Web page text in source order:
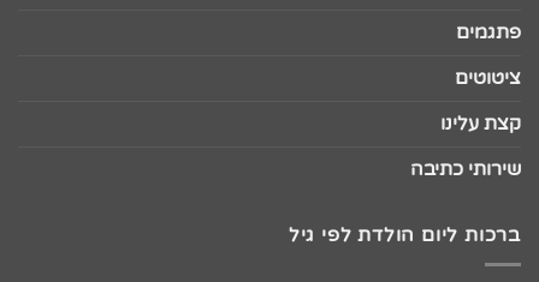
פתגמים
ציטוטים
קצת עלינו
שירותי כתיבה
ברכות ליום הולדת לפי גיל